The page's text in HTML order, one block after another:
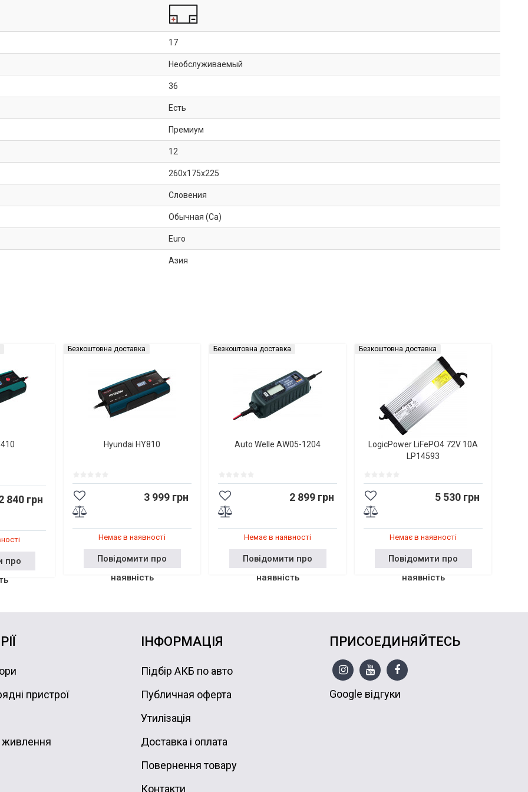
17
Необслуживаемый
36
Есть
Премиум
12
260x175x225
Словения
Обычная (Ca)
Euro
Азия
840 грн
про
Безкоштовна доставка
Hyundai HY810
3 999 грн
Немає в наявності
Повідомити про
наявність
Безкоштовна доставка
Auto Welle AW05-1204
2 899 грн
Немає в наявності
Повідомити про
наявність
Безкоштовна доставка
LogicPower LiFePO4 72V 10A
LP14593
5 530 грн
Немає в наявності
Повідомити про
наявність
пристрої
ІНФОРМАЦІЯ
Підбір АКБ по авто
Публичная оферта
Утилізація
Доставка і оплата
Повернення товару
Контакти
ПРИСОЕДИНЯЙТЕСЬ
Google відгуки